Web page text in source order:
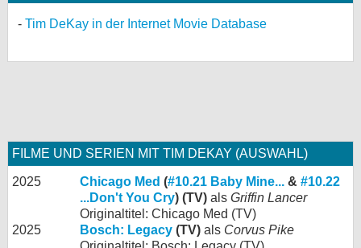
Tim DeKay in der Internet Movie Database
FILME UND SERIEN MIT TIM DEKAY (AUSWAHL)
2025 Chicago Med (#10.21 Baby Mine... & #10.22
...Don't You Cry) (TV) als Griffin Lancer
Originaltitel: Chicago Med (TV)
2025
Bosch: Legacy (TV) als Corvus Pike